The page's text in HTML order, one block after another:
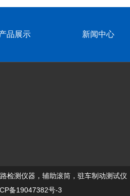
品展示 新闻中心
检测仪器，辅助滚筒，驻车制动测试仪
备19047382号-3